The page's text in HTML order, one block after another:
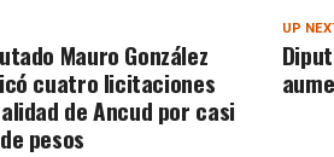
UP
Mauro González
cuatro licitaciones
de Ancud por casi
pesos